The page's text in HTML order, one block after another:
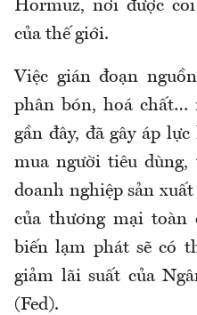
Hormuz, nơi được
của thế giới.
Việc gián đoạn
phân bón, hoá chất…
gần đây, đã gây áp
mua người tiêu
doanh nghiệp sản
của thương mại toàn
biến lạm phát sẽ có
giảm lãi suất của
(Fed).